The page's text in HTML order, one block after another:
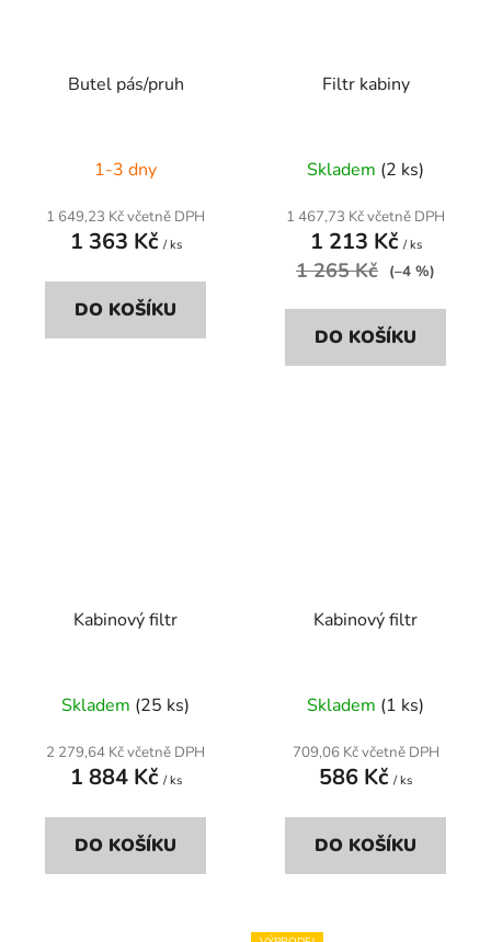
Butel pás/pruh
1-3 dny
1 649,23 Kč včetně DPH
1 363 Kč / ks
DO KOŠÍKU
Filtr kabiny
Skladem (2 ks)
1 467,73 Kč včetně DPH
1 213 Kč / ks
1 265 Kč (–4 %)
DO KOŠÍKU
Kabinový filtr
Skladem (25 ks)
2 279,64 Kč včetně DPH
1 884 Kč / ks
DO KOŠÍKU
Kabinový filtr
Skladem (1 ks)
709,06 Kč včetně DPH
586 Kč / ks
DO KOŠÍKU